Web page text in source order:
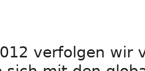
verfolgen wir